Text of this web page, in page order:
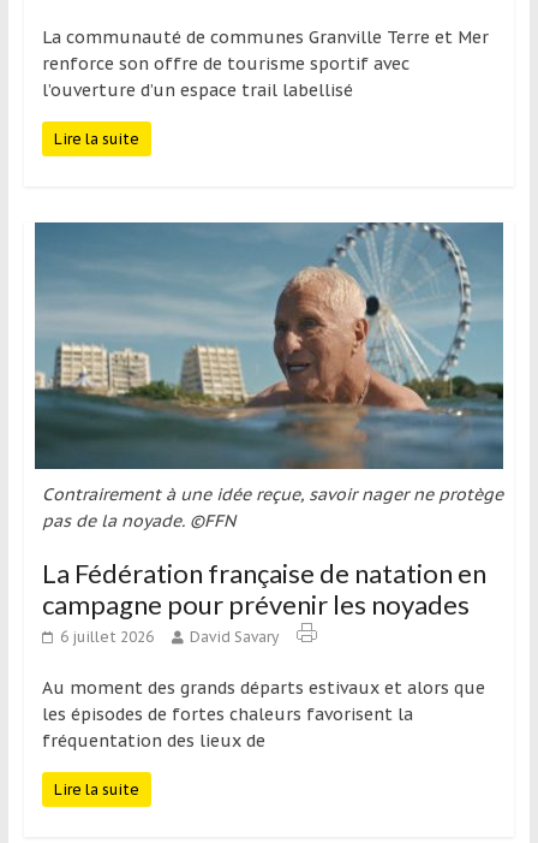
qui
déplacent
en
France
assouvir
passion,
tout
en
profitant
de
découverte
culturelle
d’un
pays
d’une
région
La communauté de communes Granville Terre et Mer
renforce son offre de tourisme sportif avec
l’ouverture d’un espace trail labellisé
Lire la suite
Contrairement à une idée reçue, savoir nager ne protège
pas de la noyade. ©FFN
La Fédération française de natation en
campagne pour prévenir les noyades
6 juillet 2026 David Savary
Au moment des grands départs estivaux et alors que
les épisodes de fortes chaleurs favorisent la
fréquentation des lieux de
Lire la suite